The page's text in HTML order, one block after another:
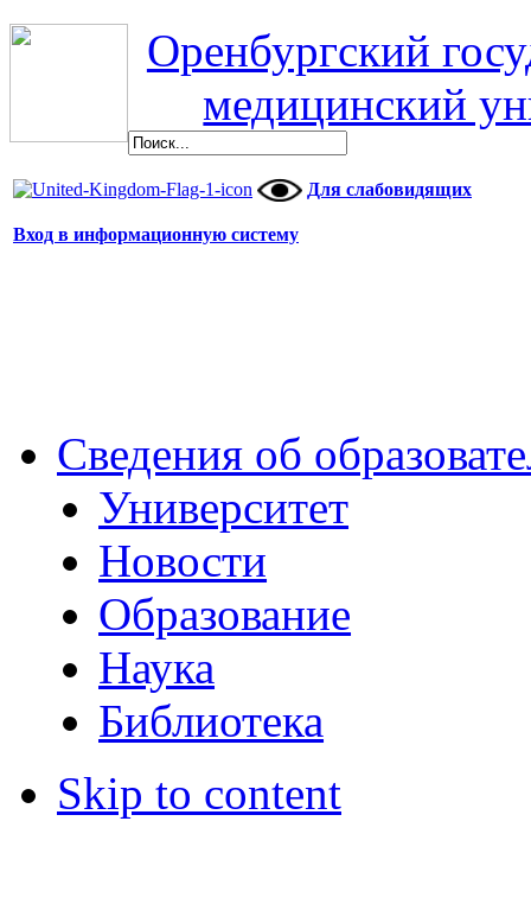
Оренбургский
медицинский
Для слабовидящих
Вход в информационную систему
Сведения об
Университет
Новости
Образование
Наука
Библиотека
Skip to content